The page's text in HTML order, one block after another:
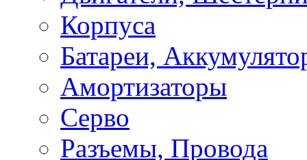
Корпуса
Батареи,
Амортизаторы
Серво
Разъемы, Провода